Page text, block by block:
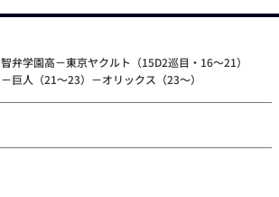
智弁学園高－東京ヤクルト（15D2巡目・16～21）
－巨人（21～23）－オリックス（23～）